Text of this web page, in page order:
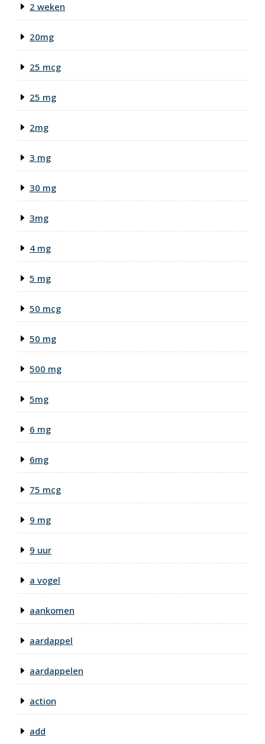
2 weken
20mg
25 mcg
25 mg
2mg
3 mg
30 mg
3mg
4 mg
5 mg
50 mcg
50 mg
500 mg
5mg
6 mg
6mg
75 mcg
9 mg
9 uur
a vogel
aankomen
aardappel
aardappelen
action
add